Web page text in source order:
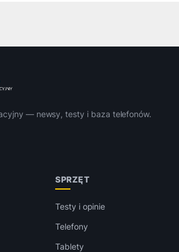
— newsy, testy i baza telefonów.
SPRZĘT
Testy i opinie
Telefony
Tablety